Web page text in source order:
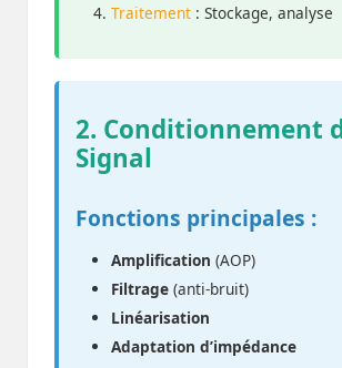
Traitement : Stockage, analyse
2. Conditionnement
Signal
Fonctions principales :
Amplification (AOP)
Filtrage (anti-bruit)
Linéarisation
Adaptation d’impédance